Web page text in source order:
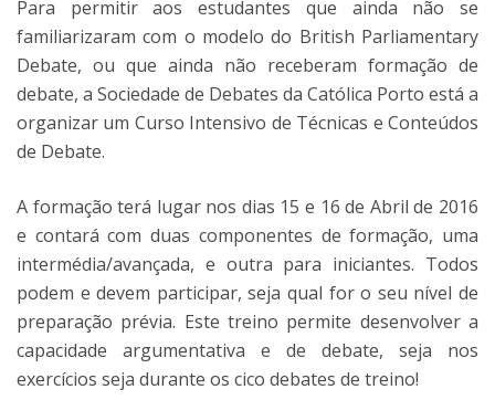
Para permitir aos estudantes que ainda não se
familiarizaram com o modelo do British Parliamentary
Debate, ou que ainda não receberam formação de
debate, a Sociedade de Debates da Católica Porto está a
organizar um Curso Intensivo de Técnicas e Conteúdos
de Debate.
A formação terá lugar nos dias 15 e 16 de Abril de 2016
e contará com duas componentes de formação, uma
intermédia/avançada, e outra para iniciantes. Todos
podem e devem participar, seja qual for o seu nível de
preparação prévia. Este treino permite desenvolver a
capacidade argumentativa e de debate, seja nos
exercícios seja durante os cico debates de treino!